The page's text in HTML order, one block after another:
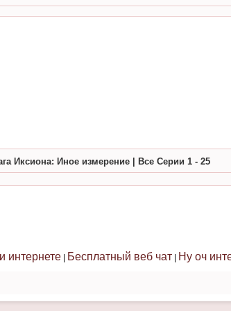
Иксиона: Иное измерение | Все Серии 1 - 25
интернете | Бесплатный веб чат | Ну оч